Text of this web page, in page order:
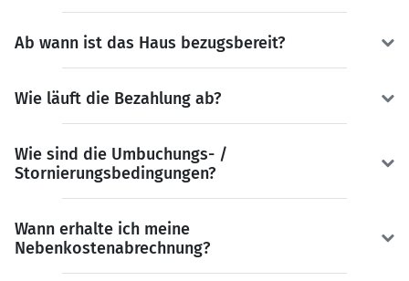
Ab wann ist das Haus bezugsbereit?
Wie läuft die Bezahlung ab?
Wie sind die Umbuchungs- /
Stornierungsbedingungen?
Wann erhalte ich meine
Nebenkostenabrechnung?